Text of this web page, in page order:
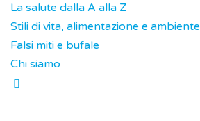
La salute dalla A alla Z
Stili di vita, alimentazione e ambiente
Falsi miti e bufale
Chi siamo